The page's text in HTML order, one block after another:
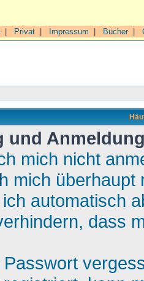
Privat Impressum Bücher|
und
mich nicht
mich überhaupt
automatisch
dass